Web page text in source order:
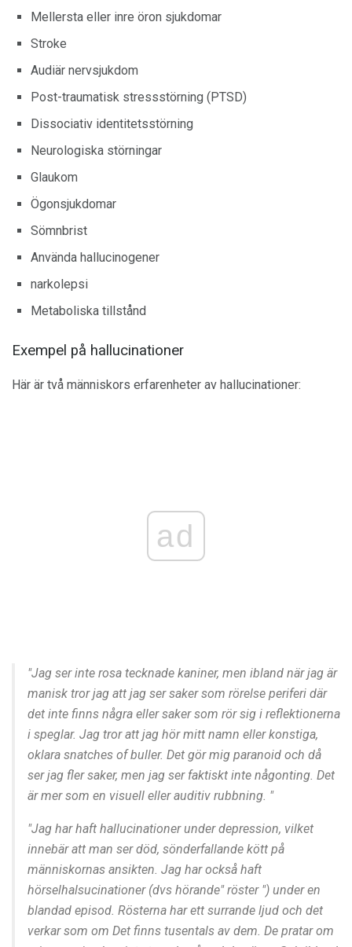
Mellersta eller inre öron sjukdomar
Stroke
Audiär nervsjukdom
Post-traumatisk stressstörning (PTSD)
Dissociativ identitetsstörning
Neurologiska störningar
Glaukom
Ögonsjukdomar
Sömnbrist
Använda hallucinogener
narkolepsi
Metaboliska tillstånd
Exempel på hallucinationer
Här är två människors erfarenheter av hallucinationer:
ad
"Jag ser inte rosa tecknade kaniner, men ibland när jag är
manisk tror jag att jag ser saker som rörelse periferi där
det inte finns några eller saker som rör sig i reflektionerna
i speglar. Jag tror att jag hör mitt namn eller konstiga,
oklara snatches of buller. Det gör mig paranoid och då
ser jag fler saker, men jag ser faktiskt inte någonting. Det
är mer som en visuell eller auditiv rubbning. "
"Jag har haft hallucinationer under depression, vilket
innebär att man ser död, sönderfallande kött på
människornas ansikten. Jag har också haft
hörselhalsucinationer (dvs hörande" röster ") under en
blandad episod. Rösterna har ett surrande ljud och det
verkar som om Det finns tusentals av dem. De pratar om